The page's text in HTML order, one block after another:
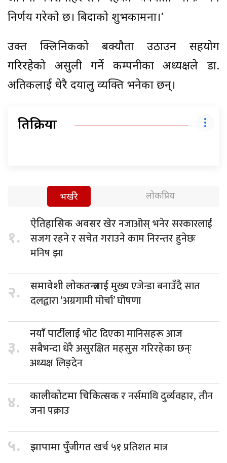
निर्णय गरेको छ। बिदाको शुभकामना।’
उक्त क्लिनिकको बक्यौता उठाउन सहयोग
गरिरहेको असुली गर्ने कम्पनीका अध्यक्षले डा.
अतिकलाई धेरै दयालु व्यक्ति भनेका छन्।
प्रतिक्रिया
भर्खरै लोकप्रिय
१.
ऐतिहासिक अवसरखेर नजाओस् भनेर सरकारलाई
सजग रहने र सचेत गराउने काम निरन्तर हुनेछः
मनिष झा
२. समावेशी लोकतन्त्रलाईमुख्य एजेन्डा बनाउँदै सात
दलद्वारा ‘अग्रगामी मोर्चा’ घोषणा
३.
नयाँ पार्टीलाईभोट दिएका मानिसहरू आज
सबैभन्दा धेरै असुरक्षित महसुस गरिरहेका छन्ः
अध्यक्ष लिङ्देन
४. कालीकोटमा चिकित्सकर नर्समाथि दुर्व्यवहार, तीन
जना पक्राउ
५. झापामा पुँजीगतखर्च ५१ प्रतिशत मात्र